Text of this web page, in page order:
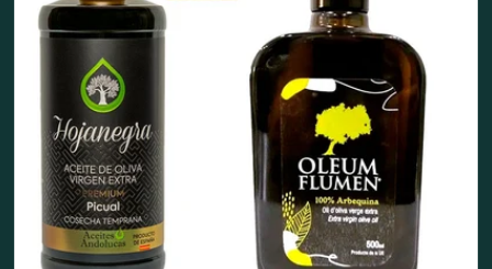
Abrir medios 0 en modal